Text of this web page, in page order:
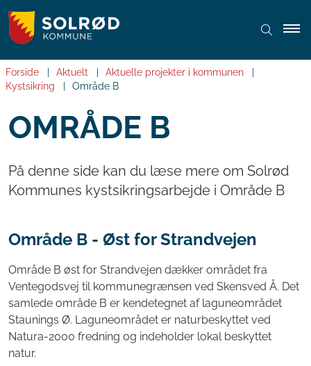
Forside Aktuelt
Aktuelle projekter i kommunen
Kystsikring
Område B
OMRÅDE B
På denne side kan du læse mere om Solrød
Kommunes kystsikringsarbejde i Område B
Område B - Øst for Strandvejen
Område B øst for Strandvejen dækker området fra
Ventegodsvej til kommunegrænsen ved Skensved Å. Det
samlede område B er kendetegnet af laguneområdet
Staunings Ø. Laguneområdet er naturbeskyttet ved
Natura-2000 fredning og indeholder lokal beskyttet
natur.